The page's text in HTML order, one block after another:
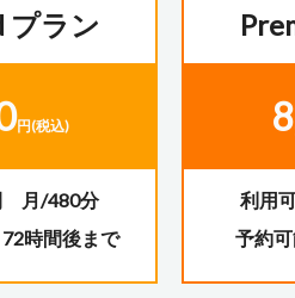
プラン
円(税込)
月/480分
時間後まで
利用
予約